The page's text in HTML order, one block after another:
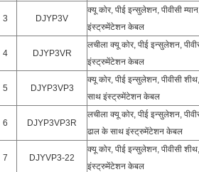
3 DJYP3V
क्यू कोर, पीई इन्सुलेशन, पीवीसी
इंस्ट्रुमेंटेशन केबल
4 DJYP3VR
लचीला क्यू कोर, पीई इन्सुलेशन,
इंस्ट्रुमेंटेशन केबल
5 DJYP3VP3
क्यू कोर, पीई इन्सुलेशन, पीवीसी
साथ इंस्ट्रुमेंटेशन केबल
6 DJYP3VP3R
लचीला क्यू कोर, पीई इन्सुलेशन,
ढाल के साथ इंस्ट्रुमेंटेशन केबल
7 DJYVP3-22
क्यू कोर, पीई इन्सुलेशन, पीवीसी
इंस्ट्रुमेंटेशन केबल